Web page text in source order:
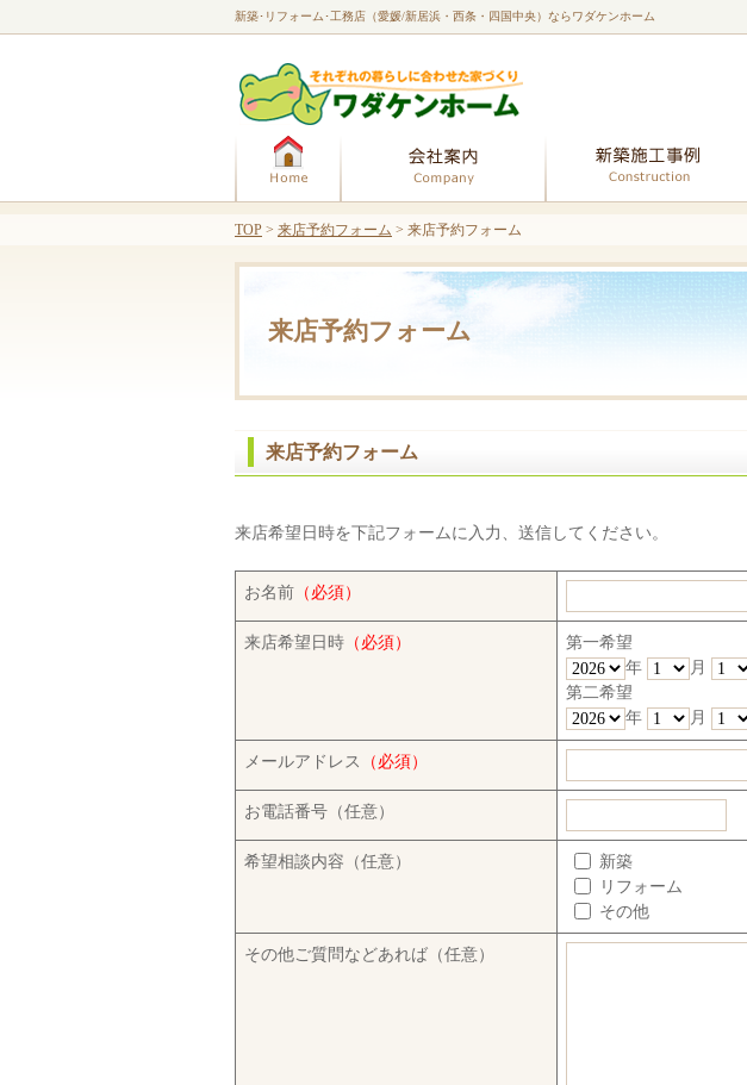
来店予約フォーム
新築･リフォーム･工務店（愛媛/新居浜・西条・四国中央）ならワダケンホーム
来店予約フォーム
来店希望日時を下記フォームに入力、送信してください。
お名前 （必須）
来店希望日時 （必須）
第一希望
年
月
第二希望
年
月
メールアドレス （必須）
お電話番号（任意）
希望相談内容（任意）
新築
リフォーム
その他
その他ご質問などあれば（任意）
TOP > 来店予約フォーム > 来店予約フォーム